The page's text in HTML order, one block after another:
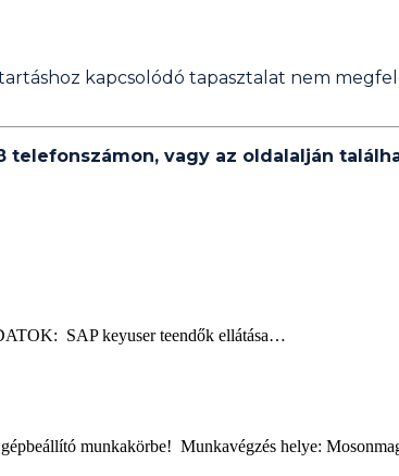
kapcsolódó tapasztalat nem
vagy az oldalalján
SAP keyuser teendők ellátása…
munkakörbe! Munkavégzés helye: